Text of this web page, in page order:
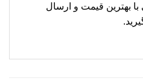
بهترین قیمت و ارسال